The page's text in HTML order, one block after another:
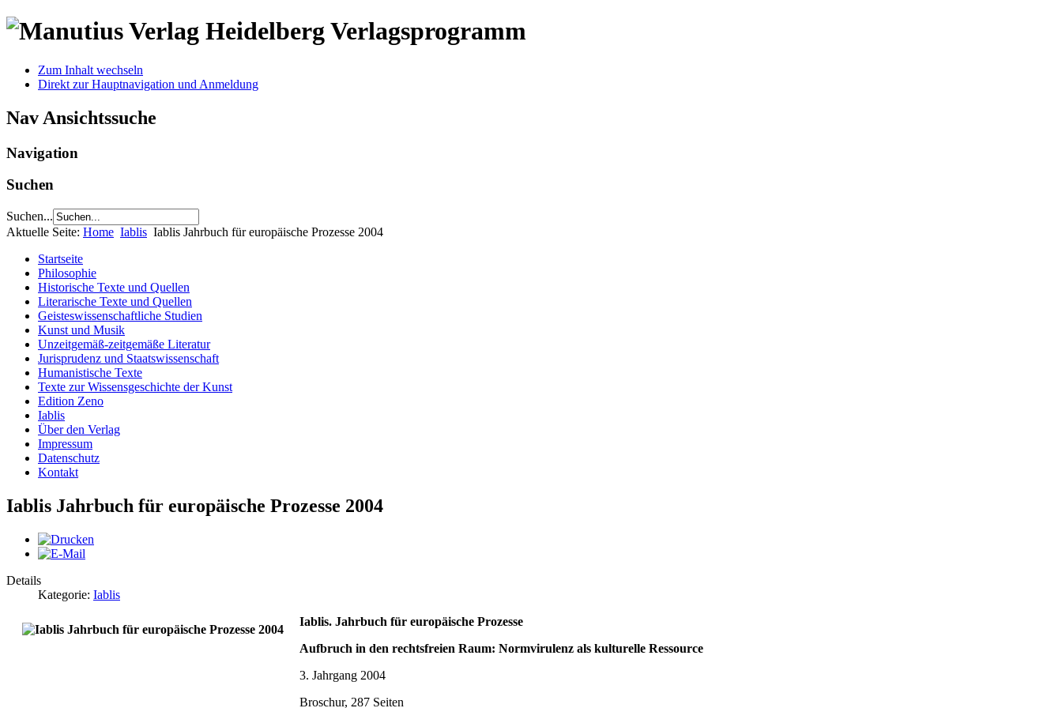
Verlagsprogramm
Zum Inhalt wechseln
Direkt zur Hauptnavigation und Anmeldung
Nav Ansichtssuche
Navigation
Suchen
Suchen...
Aktuelle Seite: Home Iablis Iablis Jahrbuch für europäische Prozesse 2004
Startseite
Philosophie
Historische Texte und Quellen
Literarische Texte und Quellen
Geisteswissenschaftliche Studien
Kunst und Musik
Unzeitgemäß-zeitgemäße Literatur
Jurisprudenz und Staatswissenschaft
Humanistische Texte
Texte zur Wissensgeschichte der Kunst
Edition Zeno
Iablis
Über den Verlag
Impressum
Datenschutz
Kontakt
Iablis Jahrbuch für europäische Prozesse 2004
Details
Kategorie: Iablis
Iablis. Jahrbuch für europäische Prozesse
Aufbruch in den rechtsfreien Raum: Normvirulenz als kulturelle Ressource
3. Jahrgang 2004
Broschur, 287 Seiten